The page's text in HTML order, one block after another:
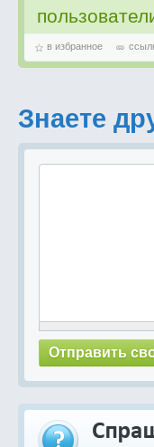
в избранное
Знаете